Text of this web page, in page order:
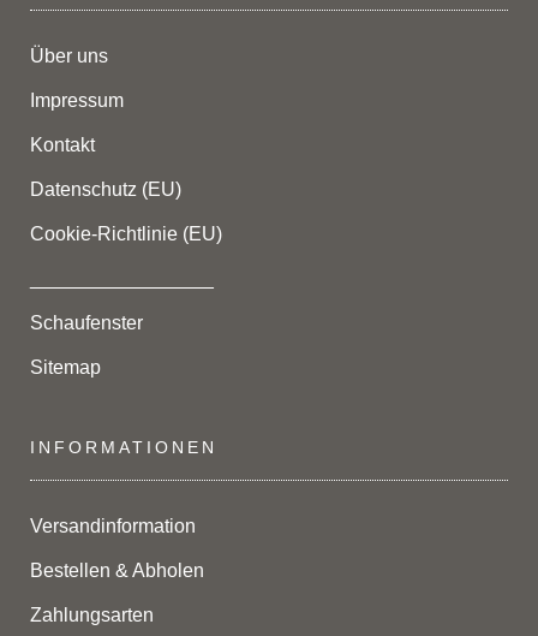
Über uns
Impressum
Kontakt
Datenschutz (EU)
Cookie-Richtlinie (EU)
Schaufenster
Sitemap
INFORMATIONEN
Versandinformation
Bestellen & Abholen
Zahlungsarten